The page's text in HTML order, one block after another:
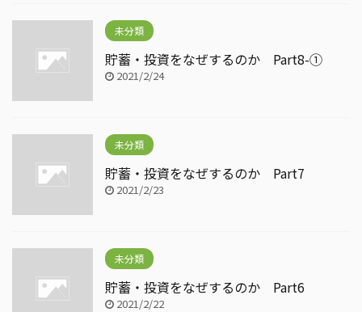
未分類
貯蓄・投資をなぜするのか Part8-①
2021/2/24
未分類
貯蓄・投資をなぜするのか Part7
2021/2/23
未分類
貯蓄・投資をなぜするのか Part6
2021/2/22